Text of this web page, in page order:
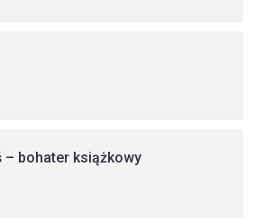
bohater książkowy